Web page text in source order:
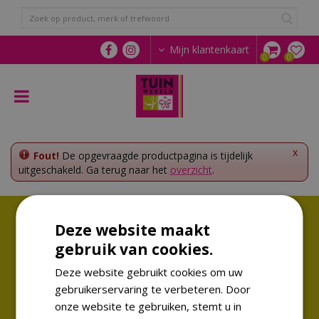
n
a
Mijn klantenkaart
x
Fout! De opgevraagde productpagina is tijdelijk
uitgeschakeld. Ga terug naar het overzicht.
Volg ons!
Altijd op de hoogte van de laatste trends
Deze website maakt
gebruik van cookies.
Deze website gebruikt cookies om uw
gebruikerservaring te verbeteren. Door
onze website te gebruiken, stemt u in